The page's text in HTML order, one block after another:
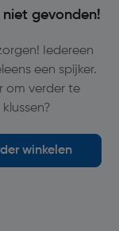
niet gevonden!
Iedereen
een spijker.
om verder te
klussen?
winkelen